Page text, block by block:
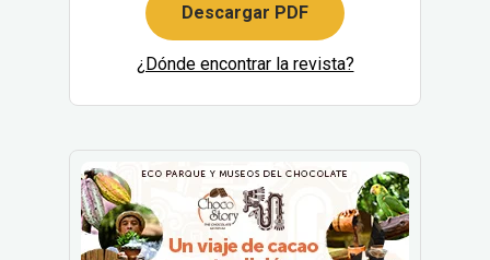
Descargar PDF
¿Dónde encontrar la revista?